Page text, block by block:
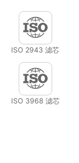
ISO 2943 滤芯
ISO 3968 滤芯